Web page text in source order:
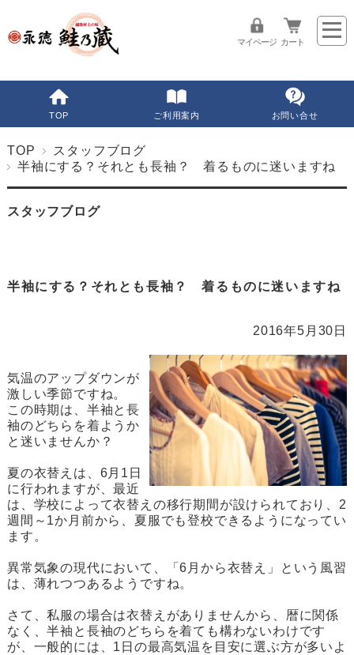
マイページ カート
TOP ご利用案内 お問い合せ
TOP
スタッフブログ
半袖にする？それとも長袖？ 着るものに迷いますね
スタッフブログ
半袖にする？それとも長袖？ 着るものに迷いますね
2016年5月30日
気温のアップダウンが
激しい季節ですね。
この時期は、半袖と長
袖のどちらを着ようか
と迷いませんか？
夏の衣替えは、6月1日
に行われますが、最近
は、学校によって衣替えの移行期間が設けられており、2
週間～1か月前から、夏服でも登校できるようになってい
ます。
異常気象の現代において、「6月から衣替え」という風習
は、薄れつつあるようですね。
さて、私服の場合は衣替えがありませんから、暦に関係
なく、半袖と長袖のどちらを着ても構わないわけです
が、一般的には、1日の最高気温を目安に選ぶ方が多いよ